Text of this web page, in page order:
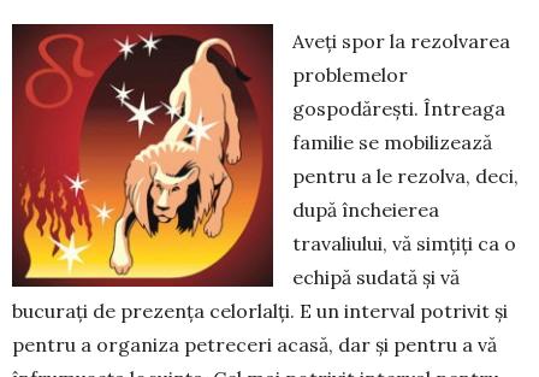
Aveți spor la rezolvarea
pro­blemelor
gospodărești. Întrea­ga
familie se mobilizează
pentru a le re­zolva, deci,
după încheierea
travaliului, vă simțiți ca o
echi­pă sudată și vă
bucurați de pre­zența celorlalți. E un interval po­trivit și
pentru a organiza pe­treceri acasă, dar și pentru a vă